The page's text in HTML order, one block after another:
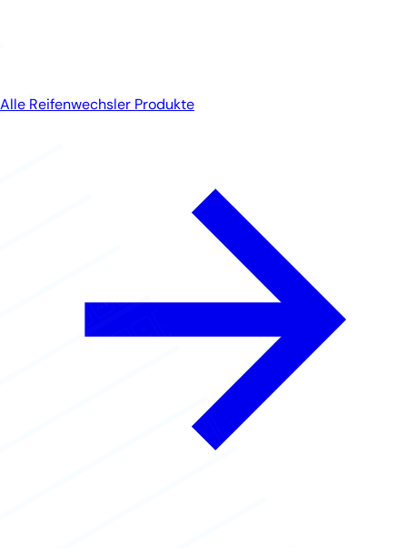
Alle Reifenwechsler Produkte